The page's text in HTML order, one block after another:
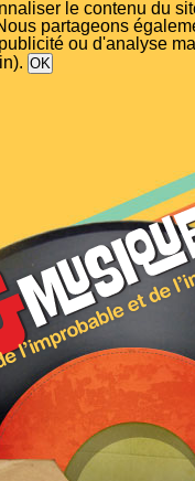
le contenu du
partageons
ou d'analyse